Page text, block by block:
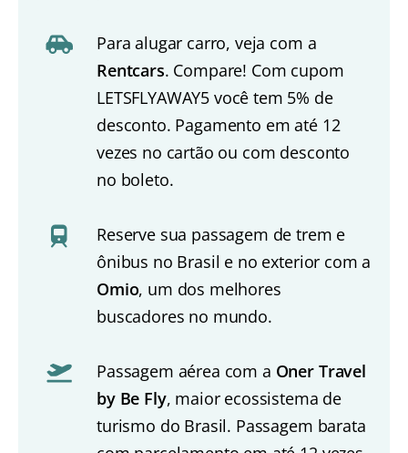
Para alugar carro, veja com a
Rentcars. Compare! Com cupom
LETSFLYAWAY5 você tem 5% de
desconto. Pagamento em até 12
vezes no cartão ou com desconto
no boleto.
Reserve sua passagem de trem e
ônibus no Brasil e no exterior com a
Omio, um dos melhores
buscadores no mundo.
Passagem aérea com a Oner Travel
by Be Fly, maior ecossistema de
turismo do Brasil. Passagem barata